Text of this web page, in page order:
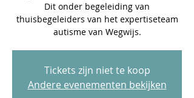
Dit onder begeleiding van
thuisbegeleiders van het expertiseteam
autisme van Wegwijs.
Tickets zijn niet te koop
Andere evenementen bekijken